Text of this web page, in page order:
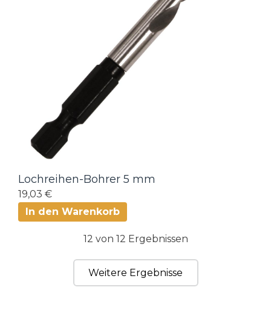
Lochreihen-Bohrer 5 mm
19,03 €
In den Warenkorb
12 von 12 Ergebnissen
Weitere Ergebnisse